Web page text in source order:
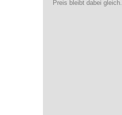
Preis bleibt dabei gleich.